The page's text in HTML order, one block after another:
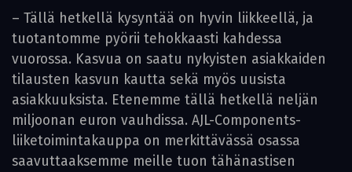
– Tällä hetkellä kysyntää on hyvin liikkeellä, ja
tuotantomme pyörii tehokkaasti kahdessa
vuorossa. Kasvua on saatu nykyisten asiakkaiden
tilausten kasvun kautta sekä myös uusista
asiakkuuksista. Etenemme tällä hetkellä neljän
miljoonan euron vauhdissa. AJL-Components-
liiketoimintakauppa on merkittävässä osassa
saavuttaaksemme meille tuon tähänastisen